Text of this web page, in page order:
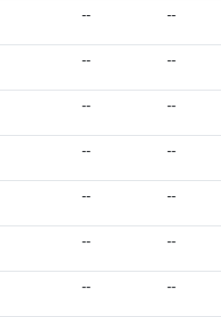
-- --
-- --
-- --
-- --
-- --
-- --
-- --